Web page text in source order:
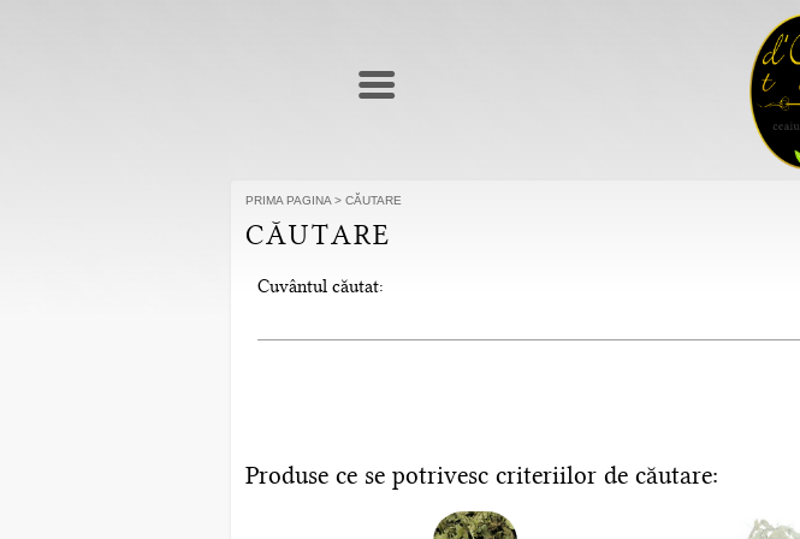
PRIMA PAGINA > CĂUTARE
CĂUTARE
Cuvântul căutat:
Produse ce se potrivesc criteriilor de căutare: